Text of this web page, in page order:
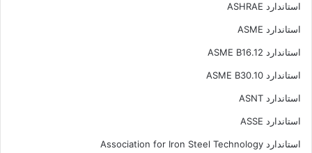
استاندارد ASHRAE
استاندارد ASME
استاندارد ASME B16.12
استاندارد ASME B30.10
استاندارد ASNT
استاندارد ASSE
استاندارد Association for Iron Steel Technology